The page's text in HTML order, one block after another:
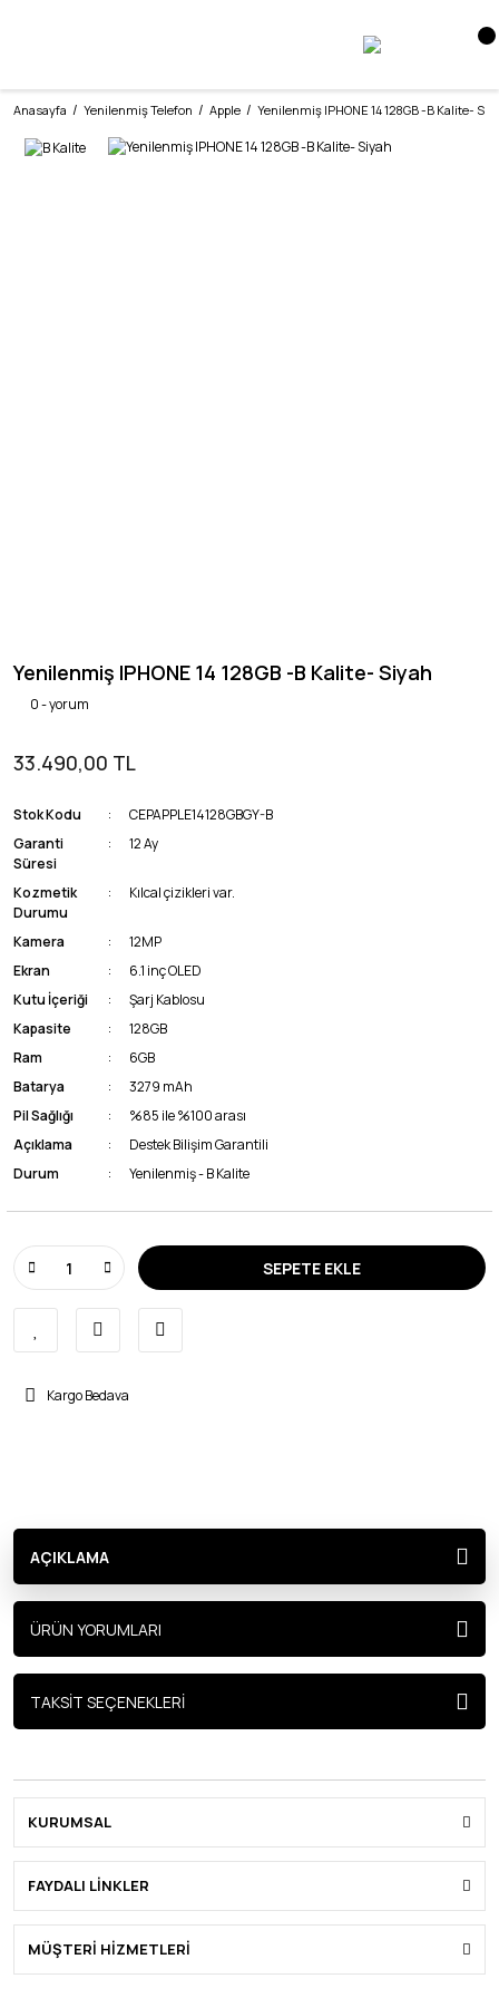
Anasayfa Yenilenmiş Telefon Apple Yenilenmiş IPHONE 14 128GB -B Kalite-
Yenilenmiş IPHONE 14 128GB -B Kalite- Siyah
0 - yorum
33.490,00 TL
Stok Kodu
CEPAPPLE14128GBGY-B
Garanti
Süresi
12 Ay
Kozmetik
Durumu
Kılcal çizikleri var.
Kamera
12MP
Ekran
6.1 inç OLED
Kutu İçeriği
Şarj Kablosu
Kapasite
128GB
Ram
6GB
Batarya
3279 mAh
Pil Sağlığı
%85 ile %100 arası
Açıklama
Destek Bilişim Garantili
Durum
Yenilenmiş - B Kalite
SEPETE EKLE
Kargo Bedava
AÇIKLAMA
ÜRÜN YORUMLARI
TAKSİT SEÇENEKLERİ
KURUMSAL
FAYDALI LİNKLER
MÜŞTERİ HİZMETLERİ